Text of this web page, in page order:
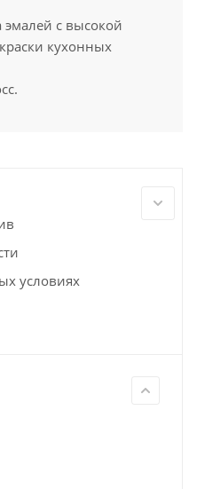
эмалей с высокой
кухонных
условиях